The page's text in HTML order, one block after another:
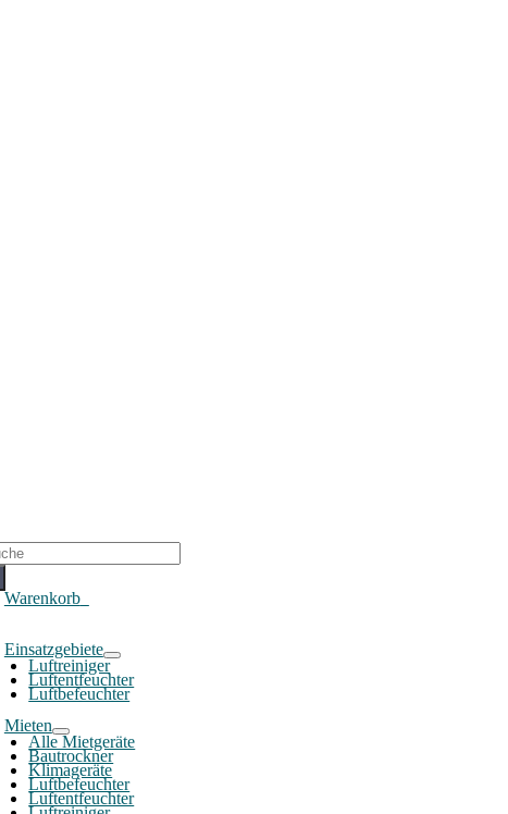
Warenkorb0
Einsatzgebiete
Luftreiniger
Luftentfeuchter
Luftbefeuchter
Mieten
Alle Mietgeräte
Bautrockner
Klimageräte
Luftbefeuchter
Luftentfeuchter